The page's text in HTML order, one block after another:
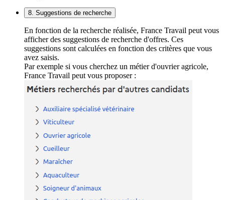
8. Suggestions de recherche
En fonction de la recherche réalisée, France Travail peut vous
afficher des suggestions de recherche d'offres. Ces
suggestions sont calculées en fonction des critères que vous
avez saisis.
Par exemple si vous cherchez un métier d'ouvrier agricole,
France Travail peut vous proposer :